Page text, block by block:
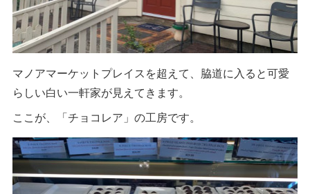
マノアマーケットプレイスを超えて、脇道に入ると可愛
らしい白い一軒家が見えてきます。
ここが、「チョコレア」の工房です。